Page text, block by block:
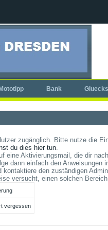
Mototipp Bank
zugänglich. Bitte nutze die
du dies hier tun.
Aktivierungsmail, die dir
dann einfach den Anweisungen
den zuständigen
versucht, einen solchen
vergessen